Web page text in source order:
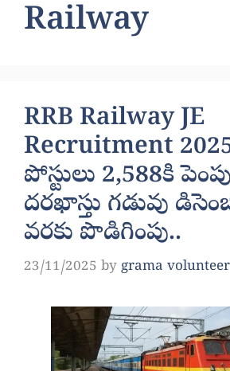
Railway
RRB Railway JE
Recruitment
పోస్టులు 2,588కి
దరఖాస్తు గడువు
వరకు పొడిగింపు..
23/11/2025 by grama volunteer